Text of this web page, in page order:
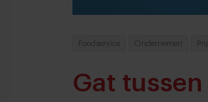
Foodservice Ondernemen
Gat